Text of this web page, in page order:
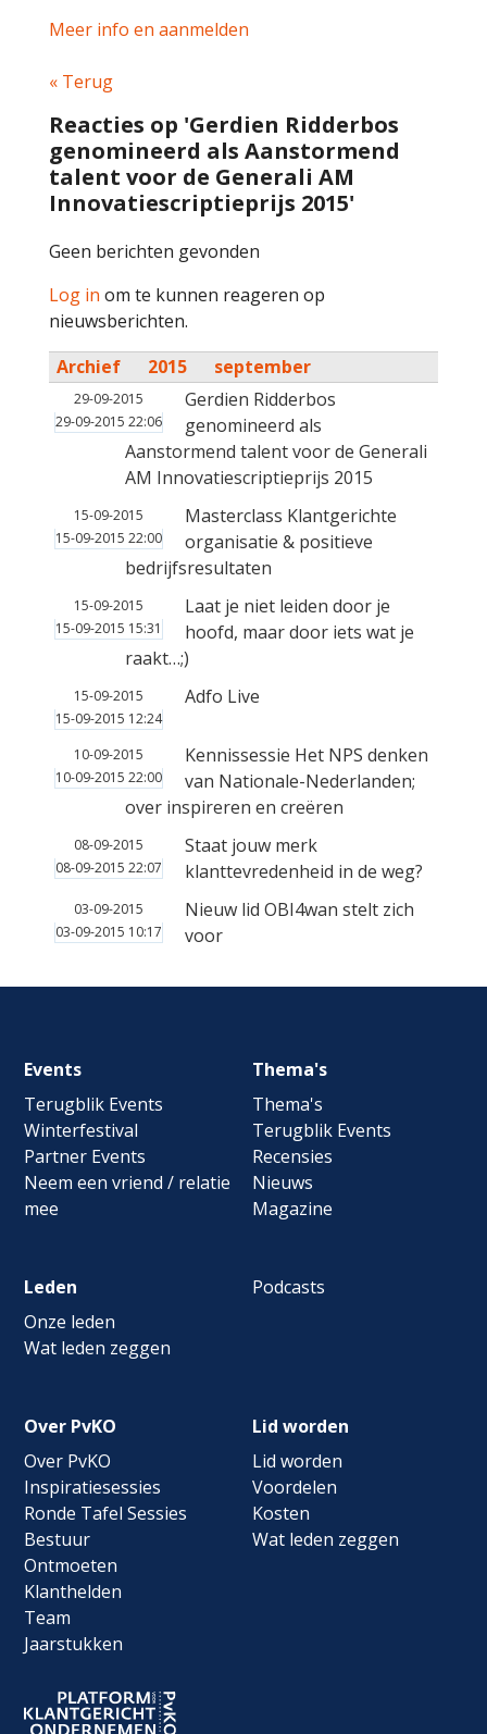
Meer info en aanmelden
« Terug
Reacties op 'Gerdien Ridderbos
genomineerd als Aanstormend
talent voor de Generali AM
Innovatiescriptieprijs 2015'
Geen berichten gevonden
Log in om te kunnen reageren op
nieuwsberichten.
Archief
2015 september
29-09-2015
29-09-2015 22:06
Gerdien Ridderbos
genomineerd als
Aanstormend talent voor de Generali
AM Innovatiescriptieprijs 2015
15-09-2015
15-09-2015 22:00
Masterclass Klantgerichte
organisatie & positieve
bedrijfsresultaten
15-09-2015
15-09-2015 15:31
Laat je niet leiden door je
hoofd, maar door iets wat je
raakt…;)
15-09-2015
15-09-2015 12:24
Adfo Live
10-09-2015
10-09-2015 22:00
Kennissessie Het NPS denken
van Nationale-Nederlanden;
over inspireren en creëren
08-09-2015
08-09-2015 22:07
Staat jouw merk
klanttevredenheid in de weg?
03-09-2015
03-09-2015 10:17
Nieuw lid OBI4wan stelt zich
voor
Footer
navigation
Events
Terugblik Events
Winterfestival
Partner Events
Neem een vriend / relatie
mee
Thema's
Thema's
Terugblik Events
Recensies
Nieuws
Magazine
Leden
Onze leden
Wat leden zeggen
Podcasts
Over PvKO
Over PvKO
Inspiratiesessies
Ronde Tafel Sessies
Bestuur
Ontmoeten
Klanthelden
Team
Jaarstukken
Lid worden
Lid worden
Voordelen
Kosten
Wat leden zeggen